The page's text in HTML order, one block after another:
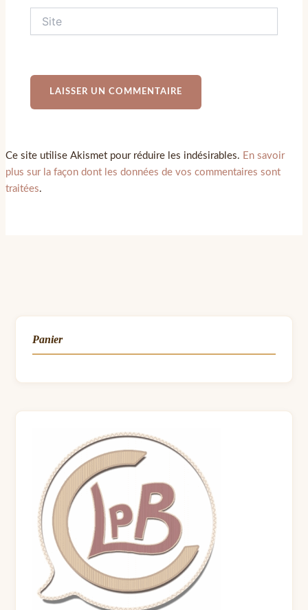
Ce site utilise Akismet pour réduire les indésirables. En savoir
plus sur la façon dont les données de vos commentaires sont
traitées.
Panier